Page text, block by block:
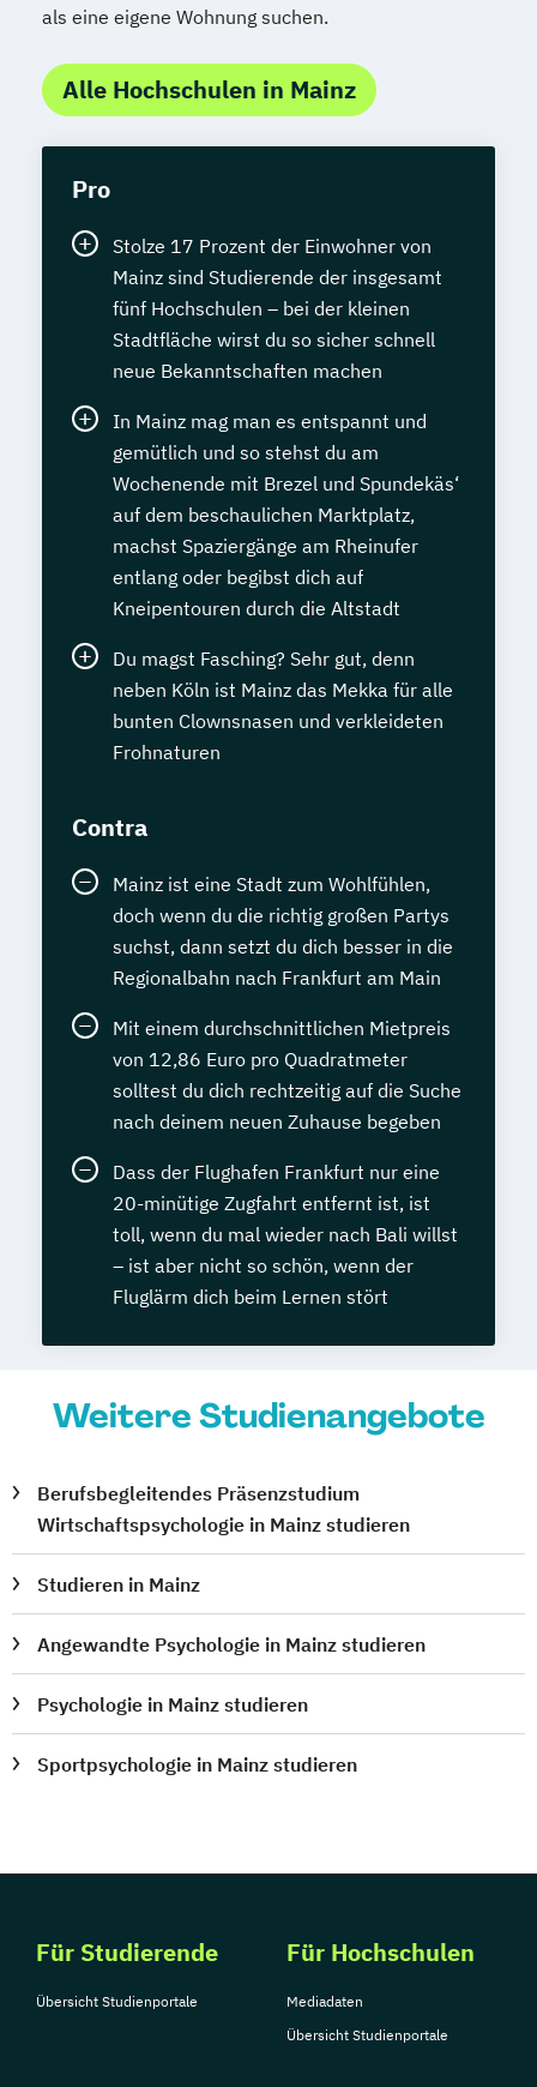
als eine eigene Wohnung suchen.
Alle Hochschulen in Mainz
Pro
Stolze 17 Prozent der Einwohner von
Mainz sind Studierende der insgesamt
fünf Hochschulen – bei der kleinen
Stadtfläche wirst du so sicher schnell
neue Bekanntschaften machen
In Mainz mag man es entspannt und
gemütlich und so stehst du am
Wochenende mit Brezel und Spundekäs‘
auf dem beschaulichen Marktplatz,
machst Spaziergänge am Rheinufer
entlang oder begibst dich auf
Kneipentouren durch die Altstadt
Du magst Fasching? Sehr gut, denn
neben Köln ist Mainz das Mekka für alle
bunten Clownsnasen und verkleideten
Frohnaturen
Contra
Mainz ist eine Stadt zum Wohlfühlen,
doch wenn du die richtig großen Partys
suchst, dann setzt du dich besser in die
Regionalbahn nach Frankfurt am Main
Mit einem durchschnittlichen Mietpreis
von 12,86 Euro pro Quadratmeter
solltest du dich rechtzeitig auf die Suche
nach deinem neuen Zuhause begeben
Dass der Flughafen Frankfurt nur eine
20-minütige Zugfahrt entfernt ist, ist
toll, wenn du mal wieder nach Bali willst
– ist aber nicht so schön, wenn der
Fluglärm dich beim Lernen stört
Weitere Studienangebote
Berufsbegleitendes Präsenzstudium
Wirtschaftspsychologie in Mainz studieren
Studieren in Mainz
Angewandte Psychologie in Mainz studieren
Psychologie in Mainz studieren
Sportpsychologie in Mainz studieren
Für Studierende
Übersicht Studienportale
Für Hochschulen
Mediadaten
Übersicht Studienportale